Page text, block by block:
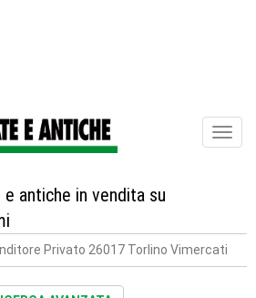
antiche in vendita su
Privato 26017 Torlino Vimercati